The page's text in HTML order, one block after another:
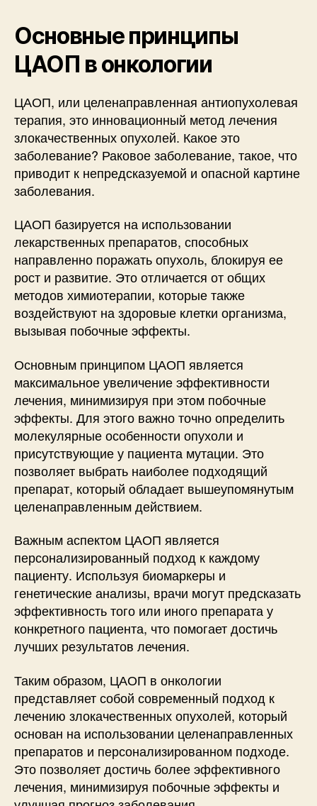
Основные принципы
ЦАОП в онкологии
ЦАОП, или целенаправленная антиопухолевая
терапия, это инновационный метод лечения
злокачественных опухолей. Какое это
заболевание? Раковое заболевание, такое, что
приводит к непредсказуемой и опасной картине
заболевания.
ЦАОП базируется на использовании
лекарственных препаратов, способных
направленно поражать опухоль, блокируя ее
рост и развитие. Это отличается от общих
методов химиотерапии, которые также
воздействуют на здоровые клетки организма,
вызывая побочные эффекты.
Основным принципом ЦАОП является
максимальное увеличение эффективности
лечения, минимизируя при этом побочные
эффекты. Для этого важно точно определить
молекулярные особенности опухоли и
присутствующие у пациента мутации. Это
позволяет выбрать наиболее подходящий
препарат, который обладает вышеупомянутым
целенаправленным действием.
Важным аспектом ЦАОП является
персонализированный подход к каждому
пациенту. Используя биомаркеры и
генетические анализы, врачи могут предсказать
эффективность того или иного препарата у
конкретного пациента, что помогает достичь
лучших результатов лечения.
Таким образом, ЦАОП в онкологии
представляет собой современный подход к
лечению злокачественных опухолей, который
основан на использовании целенаправленных
препаратов и персонализированном подходе.
Это позволяет достичь более эффективного
лечения, минимизируя побочные эффекты и